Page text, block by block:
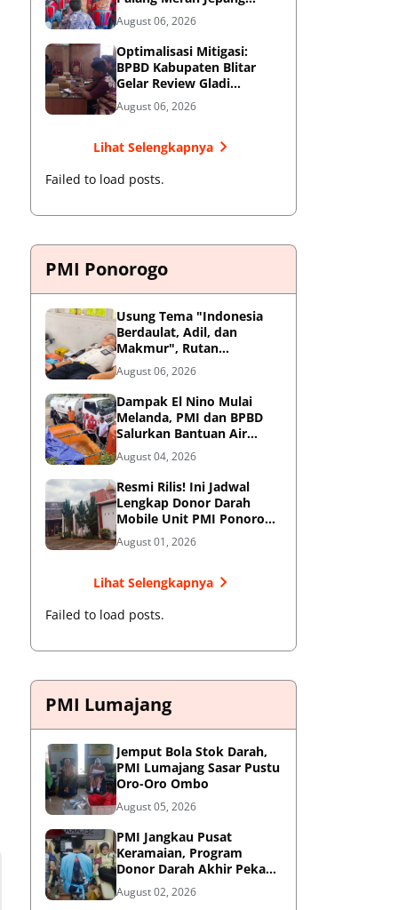
Perkuat Kesiapsiagaan
Bencana di Kawasan
Pesisir dan Sekolah
August 06, 2026
Optimalisasi Mitigasi:
BPBD Kabupaten Blitar
Gelar Review Gladi
Kontinjensi Erupsi Gunung
Kelud
August 06, 2026
Lihat Selengkapnya
Failed to load posts.
PMI Ponorogo
Usung Tema "Indonesia
Berdaulat, Adil, dan
Makmur", Rutan
Ponorogo Gelar Donor
Darah Kemanusiaan
Sambut HUT RI ke-81
August 06, 2026
Dampak El Nino Mulai
Melanda, PMI dan BPBD
Salurkan Bantuan Air
Bersih ke Desa Terdampak
di Ponorogo
August 04, 2026
Resmi Rilis! Ini Jadwal
Lengkap Donor Darah
Mobile Unit PMI Ponorogo
Agustus 2026
August 01, 2026
Lihat Selengkapnya
Failed to load posts.
PMI Lumajang
Jemput Bola Stok Darah,
PMI Lumajang Sasar Pustu
Oro-Oro Ombo
August 05, 2026
PMI Jangkau Pusat
Keramaian, Program
Donor Darah Akhir Pekan
di GM Plaza Lumajang
Disambut Antusias
August 02, 2026